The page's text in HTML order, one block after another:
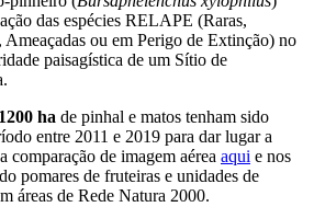
das espécies RELAPE (Raras,
ou em Perigo de Extinção) no
paisagística de um Sítio de
ha de pinhal e matos tenham sido
entre 2011 e 2019 para dar lugar a
comparação de imagem aérea aqui e nos
pomares de fruteiras e unidades de
áreas de Rede Natura 2000.